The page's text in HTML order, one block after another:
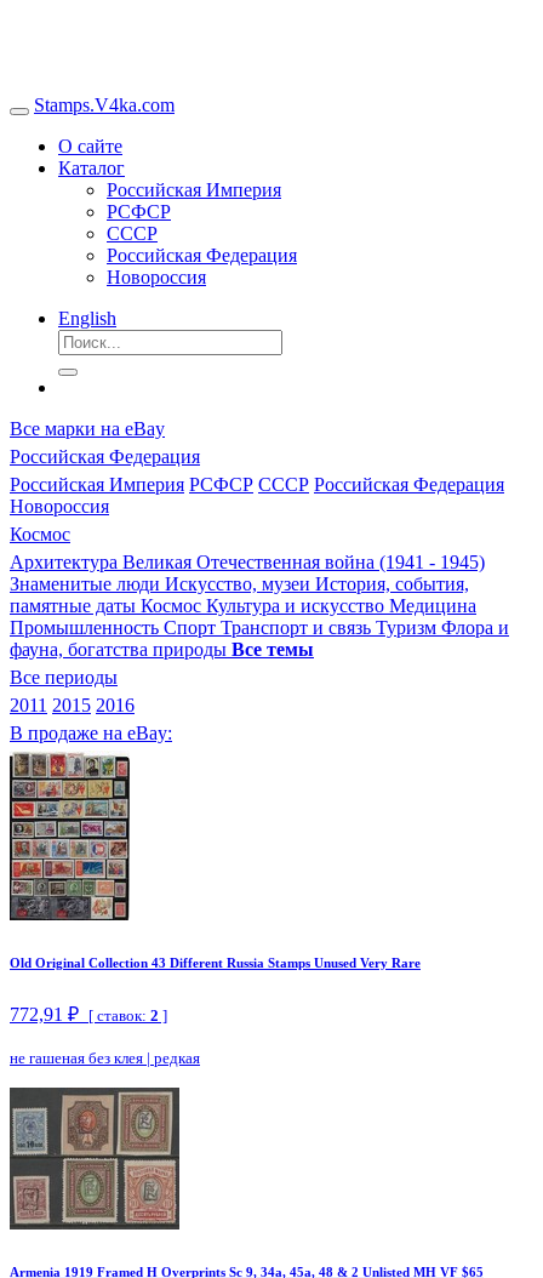
Stamps.V4ka.com
О сайте
Каталог
Российская Империя
РСФСР
СССР
Российская Федерация
Новороссия
English
Все марки на eBay
Российская Федерация
Российская Империя РСФСР СССР Российская Федерация
Новороссия
Космос
Архитектура Великая Отечественная война (1941 - 1945)
Знаменитые люди Искусство, музеи История, события,
памятные даты Космос Культура и искусство Медицина
Промышленность Спорт Транспорт и связь Туризм Флора и
фауна, богатства природы Все темы
Все периоды
2011 2015 2016
В продаже на eBay:
Old Original Collection 43 Different Russia Stamps Unused Very Rare
772,91 ₽ [ ставок: 2 ]
не гашеная без клея | редкая
Armenia 1919 Framed H Overprints Sc 9, 34a, 45a, 48 & 2 Unlisted MH VF $65